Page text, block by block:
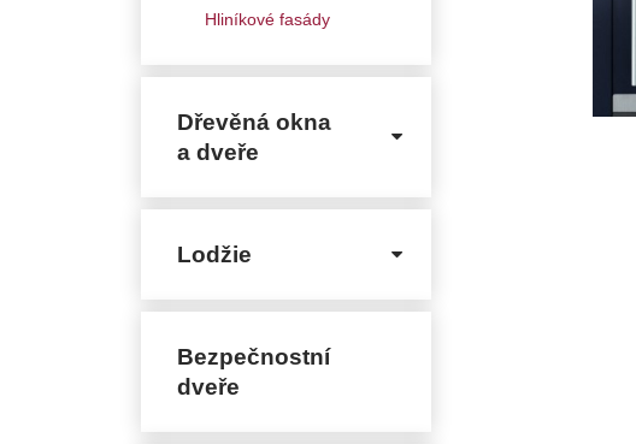
Hliníkové fasády
Dřevěná okna
a dveře
Lodžie
Bezpečnostní
dveře